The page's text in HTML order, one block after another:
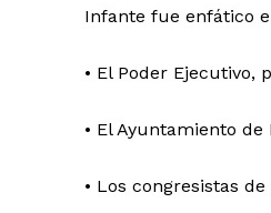
Infante fue enfático
• El Poder
• El Ayuntamiento
• Los congresistas